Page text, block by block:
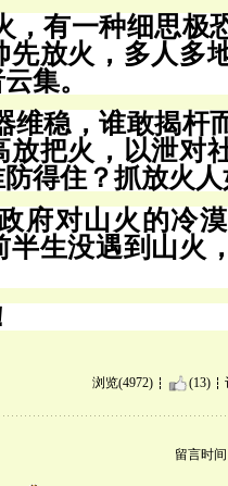
，有一种细思极
先放火，多人多
集。
维稳，谁敢揭杆
放把火，以泄对
得住？抓放火
府对山火的冷
半生没遇到山火
浏览(4972) (13)
留言时间